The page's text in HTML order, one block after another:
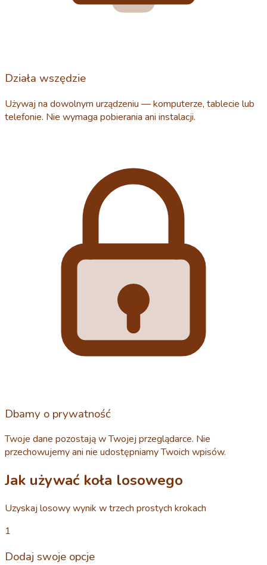
Działa wszędzie
Używaj na dowolnym urządzeniu — komputerze, tablecie lub
telefonie. Nie wymaga pobierania ani instalacji.
Dbamy o prywatność
Twoje dane pozostają w Twojej przeglądarce. Nie
przechowujemy ani nie udostępniamy Twoich wpisów.
Jak używać koła losowego
Uzyskaj losowy wynik w trzech prostych krokach
1
Dodaj swoje opcje